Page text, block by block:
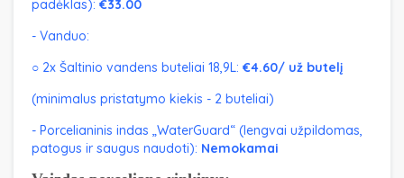
padėklas): €33.00
- Vanduo:
○ 2x Šaltinio vandens buteliai 18,9L: €4.60/ už butelį
(minimalus pristatymo kiekis - 2 buteliai)
- Porcelianinis indas „WaterGuard“ (lengvai užpildomas,
patogus ir saugus naudoti): Nemokamai